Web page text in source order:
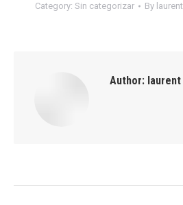
Category: Sin categorizar By laurent
Author: laurent